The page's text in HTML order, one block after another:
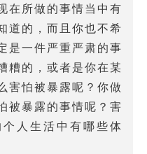
在所做的事情当中有
道的，而且你也不希
是一件严重严肃的事
糟的，或者是你在某
害怕被暴露呢？你做
被暴露的事情呢？害
人生活中有哪些体